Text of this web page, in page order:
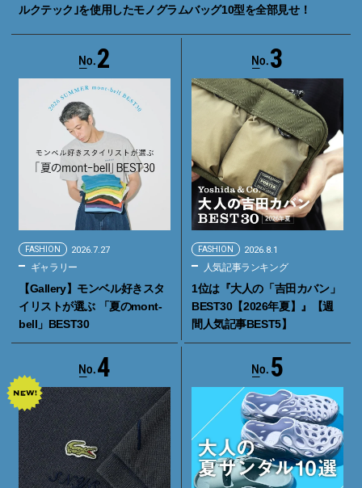
ルクテック｣を使用したモノグラムバッグ10型を全部見せ！
2
FASHION 2026.7.27
ギャラリー
【Gallery】モンベル好きスタ
イリストが選ぶ 「夏のmont-
bell」BEST30
3
FASHION 2026.8.1
人気記事ランキング
1位は『大人の「吉田カバン」
BEST30【2026年夏】』【週
間人気記事BEST5】
4 5